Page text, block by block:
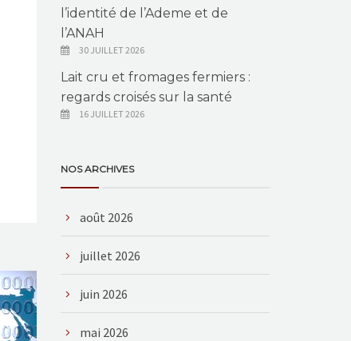
l’identité de l’Ademe et de
l’ANAH
30 JUILLET 2026
Lait cru et fromages fermiers :
regards croisés sur la santé
16 JUILLET 2026
NOS ARCHIVES
août 2026
juillet 2026
juin 2026
mai 2026